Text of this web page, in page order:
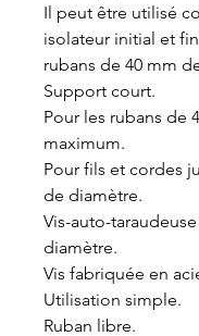
Il peut être utilisé
isolateur initial et
rubans de 40 mm
Support court.
Pour les rubans de
maximum.
Pour fils et cordes
de diamètre.
Vis-auto-
diamètre.
Vis fabriquée en
Utilisation simple.
Ruban libre.